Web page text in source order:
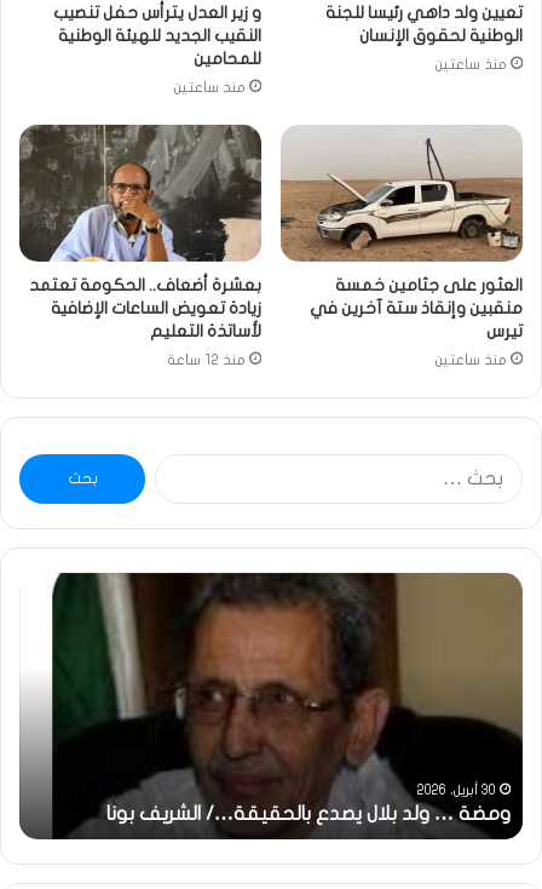
تعيين ولد داهي رئيسا للجنة
الوطنية لحقوق الإنسان
منذ ساعتين
و زير العدل يترأس حفل تنصيب
النقيب الجديد للهيئة الوطنية
للمحامين
منذ ساعتين
العثور على جثامين خمسة
منقبين وإنقاذ ستة آخرين في
تيرس
منذ ساعتين
بعشرة أضعاف.. الحكومة تعتمد
زيادة تعويض الساعات الإضافية
لأساتذة التعليم
منذ 12 ساعة
البحث
عن:
بالحقيقة…/ الشريف بونا
خاطرة
:
خاصة
لكم
الشيخ
التراد
محمد
خاطرة : تحية تقدير